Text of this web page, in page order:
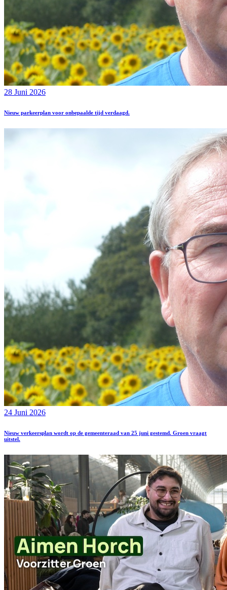
28 Juni 2026
Nieuw parkeerplan voor onbepaalde tijd verdaagd.
24 Juni 2026
Nieuw verkeersplan wordt op de gemeenteraad van 25 juni gestemd. Groen vraagt
uitstel.